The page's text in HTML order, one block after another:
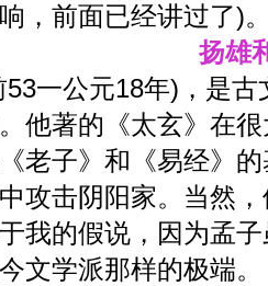
，前面已经讲过了)
扬雄
一公元18年)，是
他著的《太玄》在
老子》和《易经》
攻击阴阳家。当然
我的假说，因为孟
文学派那样的极端